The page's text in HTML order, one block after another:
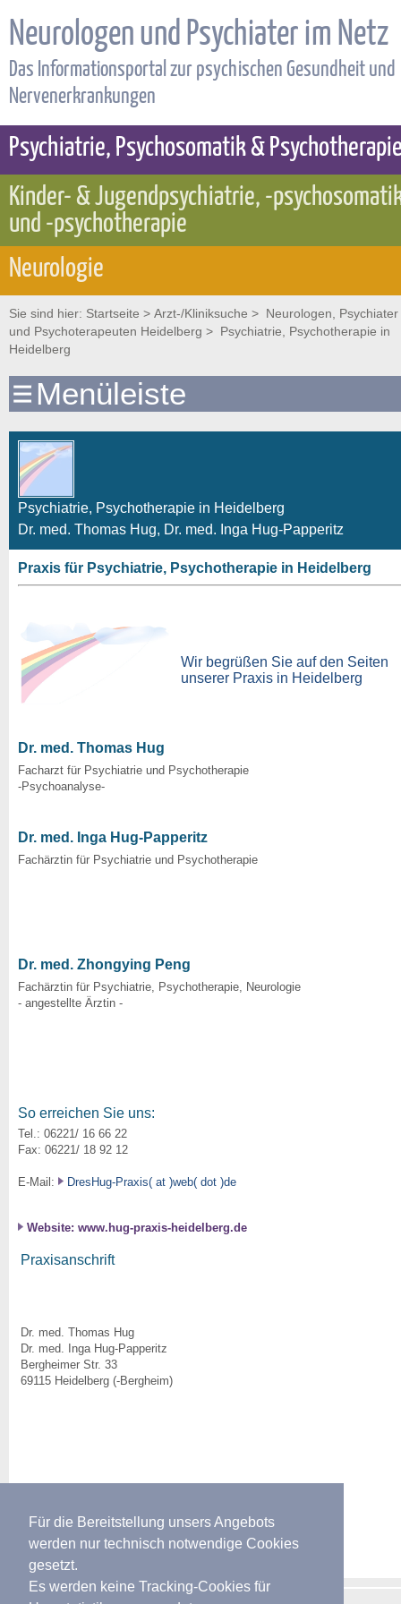
Für die Bereitstellung unsers Angebots
werden nur technisch notwendige Cookies
gesetzt.
Es werden keine Tracking-Cookies für
Neurologen und Psychiater im Netz
Das Informationsportal zur psychischen Gesundheit und
Nervenerkrankungen
Psychiatrie, Psychosomatik &
Kinder- & Jugendpsychiatrie, -
und -psychotherapie
Neurologie
Sie sind hier: Startseite > Arzt-/Kliniksuche > Neurologen, Psychiater
und Psychoterapeuten Heidelberg > Psychiatrie, Psychotherapie in
Heidelberg
Menüleiste
Psychiatrie, Psychotherapie in Heidelberg
Dr. med. Thomas Hug, Dr. med. Inga Hug-Papperitz
Praxis für Psychiatrie, Psychotherapie in Heidelberg
Wir begrüßen Sie auf den Seiten
unserer Praxis in Heidelberg
Dr. med. Thomas Hug
Facharzt für Psychiatrie und Psychotherapie
-Psychoanalyse-
Dr. med. Inga Hug-Papperitz
Fachärztin für Psychiatrie und Psychotherapie
Dr. med. Zhongying Peng
Fachärztin für Psychiatrie, Psychotherapie, Neurologie
- angestellte Ärztin -
So erreichen Sie uns:
Tel.: 06221/ 16 66 22
Fax: 06221/ 18 92 12
E-Mail: DresHug-Praxis( at )web( dot )de
Website: www.hug-praxis-heidelberg.de
Praxisanschrift
Dr. med. Thomas Hug
Dr. med. Inga Hug-Papperitz
Bergheimer Str. 33
69115 Heidelberg (-Bergheim)